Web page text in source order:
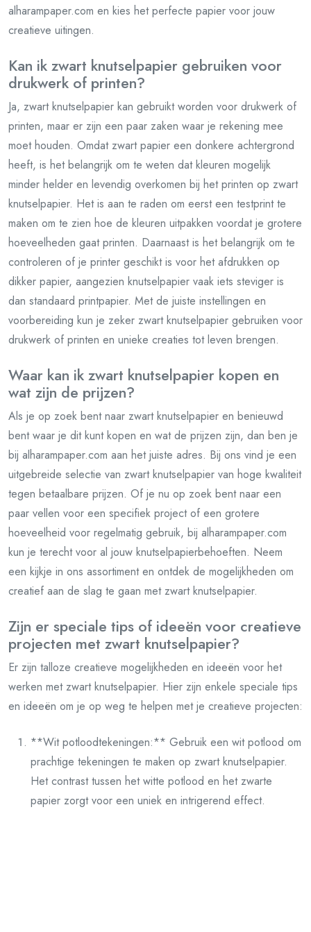
alharampaper.com en kies het perfecte papier voor jouw
creatieve uitingen.
Kan ik zwart knutselpapier gebruiken voor
drukwerk of printen?
Ja, zwart knutselpapier kan gebruikt worden voor drukwerk of
printen, maar er zijn een paar zaken waar je rekening mee
moet houden. Omdat zwart papier een donkere achtergrond
heeft, is het belangrijk om te weten dat kleuren mogelijk
minder helder en levendig overkomen bij het printen op zwart
knutselpapier. Het is aan te raden om eerst een testprint te
maken om te zien hoe de kleuren uitpakken voordat je grotere
hoeveelheden gaat printen. Daarnaast is het belangrijk om te
controleren of je printer geschikt is voor het afdrukken op
dikker papier, aangezien knutselpapier vaak iets steviger is
dan standaard printpapier. Met de juiste instellingen en
voorbereiding kun je zeker zwart knutselpapier gebruiken voor
drukwerk of printen en unieke creaties tot leven brengen.
Waar kan ik zwart knutselpapier kopen en
wat zijn de prijzen?
Als je op zoek bent naar zwart knutselpapier en benieuwd
bent waar je dit kunt kopen en wat de prijzen zijn, dan ben je
bij alharampaper.com aan het juiste adres. Bij ons vind je een
uitgebreide selectie van zwart knutselpapier van hoge kwaliteit
tegen betaalbare prijzen. Of je nu op zoek bent naar een
paar vellen voor een specifiek project of een grotere
hoeveelheid voor regelmatig gebruik, bij alharampaper.com
kun je terecht voor al jouw knutselpapierbehoeften. Neem
een kijkje in ons assortiment en ontdek de mogelijkheden om
creatief aan de slag te gaan met zwart knutselpapier.
Zijn er speciale tips of ideeën voor creatieve
projecten met zwart knutselpapier?
Er zijn talloze creatieve mogelijkheden en ideeën voor het
werken met zwart knutselpapier. Hier zijn enkele speciale tips
en ideeën om je op weg te helpen met je creatieve projecten:
**Wit potloodtekeningen:** Gebruik een wit potlood om
prachtige tekeningen te maken op zwart knutselpapier.
Het contrast tussen het witte potlood en het zwarte
papier zorgt voor een uniek en intrigerend effect.